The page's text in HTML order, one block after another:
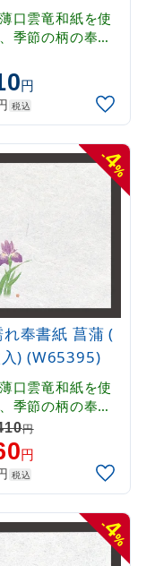
口雲竜和紙を使
季節の柄の奉書
、掛紙として、
な雰囲気を演出
ができます。吸
れていますので
等で湿らせて乾
としてもご使用い
す。
円
税込
-
4
%
書紙 菖蒲 (
100枚入) (W65395)
口雲竜和紙を使
季節の柄の奉書
薄口のため透過
、掛紙として、
な雰囲気を演出
ができます。吸
れていますので
等で湿らせて乾
としてもご使用い
す。
円
円
税込
-
4
%